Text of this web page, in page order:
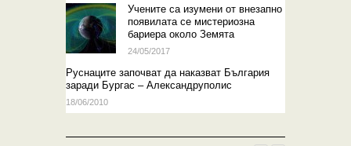
Учените са изумени от внезапно
появилата се мистериозна
бариера около Земята
24/05/2017
Руснаците започват да наказват България
заради Бургас – Александруполис
18/06/2010